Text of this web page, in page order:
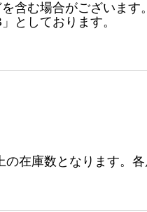
含む場合がございます
としております。
在庫数となります。